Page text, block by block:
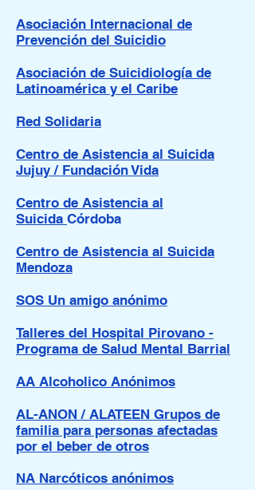
Asociación Internacional de
Prevención del Suicidio
Asociación de Suicidiología de
Latinoamérica y el Caribe
Red Solidaria
Centro de Asistencia al Suicida
Jujuy / Fundación Vida
Centro de Asistencia al
Suicida Córdoba
Centro de Asistencia al Suicida
Mendoza
SOS Un amigo anónimo
Talleres del Hospital Pirovano -
Programa de Salud Mental Barrial
AA Alcoholico Anónimos
AL-ANON / ALATEEN Grupos de
familia para personas afectadas
por el beber de otros
NA Narcóticos anónimos